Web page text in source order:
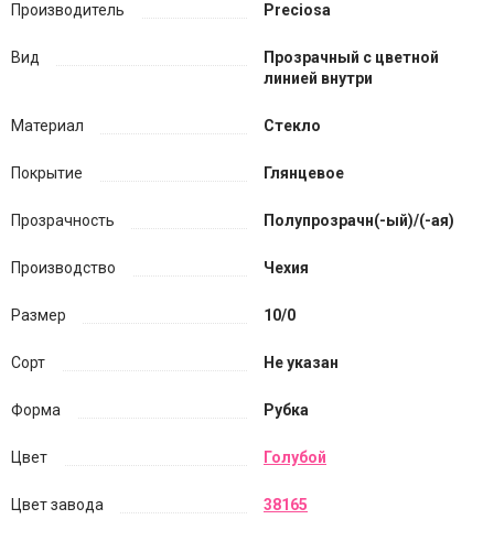
Производитель Preciosa
Вид
Прозрачный с цветной
линией внутри
Материал Стекло
Покрытие Глянцевое
Прозрачность Полупрозрачн(-ый)/(-ая)
Производство Чехия
Размер 10/0
Сорт Не указан
Форма Рубка
Цвет Голубой
Цвет завода 38165